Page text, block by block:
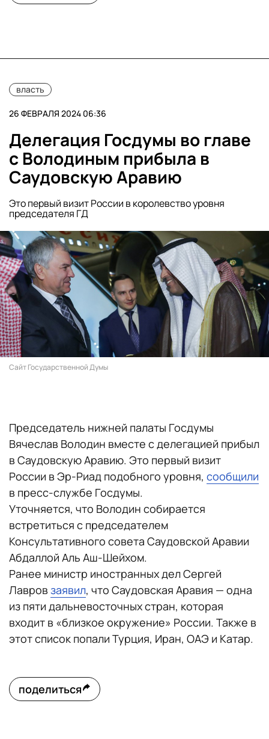
власть
26 ФЕВРАЛЯ 2024 06:36
Делегация Госдумы во главе
с Володиным прибыла в
Саудовскую Аравию
Это первый визит России в королевство уровня
председателя ГД
Сайт Государственной Думы
Председатель нижней палаты Госдумы
Вячеслав Володин вместе с делегацией прибыл
в Саудовскую Аравию. Это первый визит
России в Эр-Риад подобного уровня, сообщили
в пресс-службе Госдумы.
Уточняется, что Володин собирается
встретиться с председателем
Консультативного совета Саудовской Аравии
Абдаллой Аль Аш-Шейхом.
Ранее министр иностранных дел Сергей
Лавров заявил, что Саудовская Аравия — одна
из пяти дальневосточных стран, которая
входит в «близкое окружение» России. Также в
этот список попали Турция, Иран, ОАЭ и Катар.
поделиться